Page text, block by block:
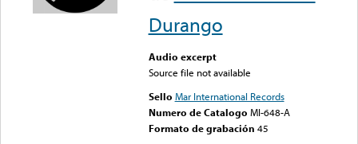
Durango
Audio excerpt
Source file not available
Sello Mar International Records
Numero de Catalogo MI-648-A
Formato de grabación 45